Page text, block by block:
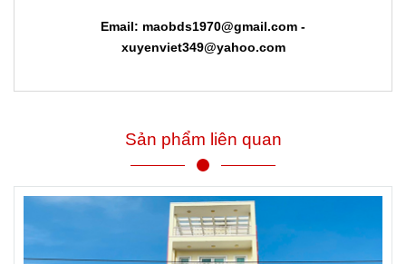
Email: maobds1970@gmail.com -
xuyenviet349@yahoo.com
Sản phẩm liên quan